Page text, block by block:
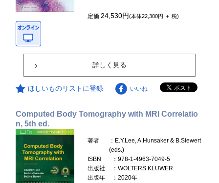
定価24,530円(本体22,300円 ＋ 税)
詳しく見る
ほしいものリストに登録 いいね
Computed Body Tomography with MRI Correlatio
n, 5th ed.
著者
：E.Y.Lee, A.Hunsaker & B.Siewert
(eds.)
ISBN
：978-1-4963-7049-5
出版社
：WOLTERS KLUWER
出版年
：2020年